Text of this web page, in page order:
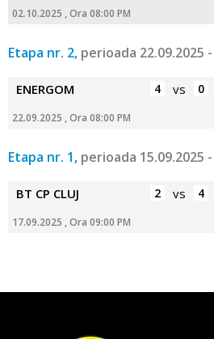
02.10.2025 , Ora 08:00 PM
Etapa nr. 2, perioada 22.09.2025
ENERGOM 4 vs 0
22.09.2025 , Ora 08:00 PM
Etapa nr. 1, perioada 15.09.2025
BT CP CLUJ 2 vs 4
17.09.2025 , Ora 09:00 PM